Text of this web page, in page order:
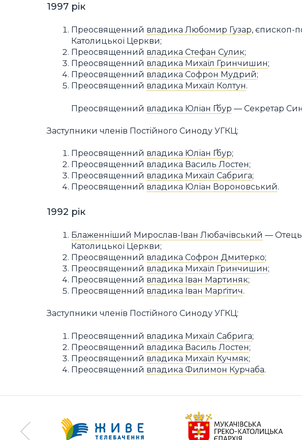
1997 рік
Преосвященний владика Любомир Гузар, єпископ-
Католицької Церкви;
Преосвященний владика Стефан Сулик;
Преосвященний владика Михаїл Гринчишин;
Преосвященний владика Софрон Мудрий;
Преосвященний владика Михаїл Колтун.
Преосвященний владика Юліан Ґбур — Секретар
Заступники членів Постійного Синоду УГКЦ:
Преосвященний владика Юліан Ґбур;
Преосвященний владика Василь Лостен;
Преосвященний владика Михаїл Сабрига;
Преосвященний владика Юліан Вороновський.
1992 рік
Блаженніший Мирослав-Іван Любачівський — Отець
Католицької Церкви;
Преосвященний владика Софрон Дмитерко;
Преосвященний владика Михаїл Гринчишин;
Преосвященний владика Іван Мартиняк;
Преосвященний владика Іван Марґітич.
Заступники членів Постійного Синоду УГКЦ:
Преосвященний владика Михаїл Сабрига;
Преосвященний владика Василь Лостен;
Преосвященний владика Михаїл Кучмяк;
Преосвященний владика Филимон Курчаба.